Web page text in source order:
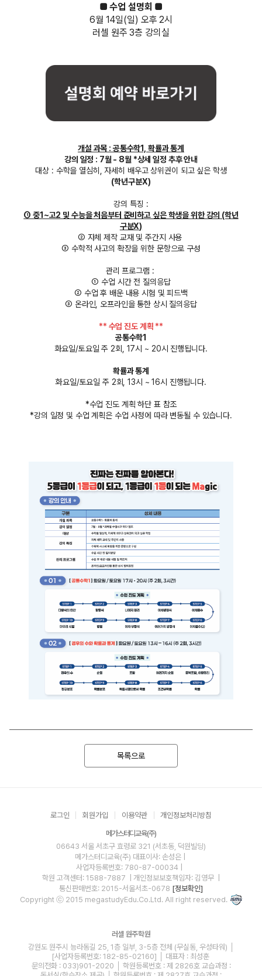
■ 수업 설명회 ■
6월 14일(일) 오후 2시
러셀 원주 3층 강의실
개설 과목 : 공통수학1, 확률과 통계
강의 일정 : 7월 - 8월 *상세 일정 추후 안내
대상 : 수학을 열심히, 자세히 배우고 상위권이 되고 싶은 학생
(학년구분X)
강의 특징 :
① 중1~고2 및 수능을 처음부터 준비하고 싶은 학생을 위한 강의 (학년
구분X)
② 자체 제작 교재 및 주간지 사용
③ 수학적 사고의 확장을 위한 문항으로 구성
관리 프로그램 :
① 수업 시간 전 질의응답
② 수업 후 배운 내용 시험 및 피드백
③ 온라인, 오프라인을 통한 상시 질의응답
** 수업 진도 계획 **
공통수학1
화요일/토요일 주 2회, 17시 ~ 20시 진행됩니다.
확률과 통계
화요일/토요일 주 2회, 13시 ~ 16시 진행됩니다.
*수업 진도 계획 하단 표 참조
*강의 일정 및 수업 계획은 수업 사정에 따라 변동될 수 있습니다.
목록으로
로그인 회원가입 이용약관 개인정보처리방침
메가스터디교육(주)
06643 서울 서초구 효령로 321 (서초동, 덕원빌딩)
메가스터디교육(주) 대표이사: 손성은 |
사업자등록번호: 780-87-00034
학원 고객센터: 1588-7887
| 개인정보보호책임자: 김영무
통신판매번호: 2015-서울서초-0678 [정보확인]
Copyright ⓒ 2015 megastudyEdu.Co.Ltd. All right reserved.
러셀 원주학원
강원도 원주시 능라동길 25, 1층 일부, 3-5층 전체 (무실동, 우성타워) │
[사업자등록번호: 182-85-02160] │ 대표자 : 최성훈
문의전화 : 033)901-2020 │ 학원등록번호 : 제 2826호 교습과정 :